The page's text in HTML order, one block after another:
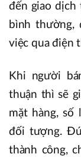
đến giao dịch
bình thường,
việc qua điện
Khi người
thuận thì sẽ
mặt hàng, số
đối tượng.
thành công,